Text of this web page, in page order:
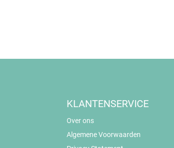
KLANTENSERVICE
Over ons
Algemene Voorwaarden